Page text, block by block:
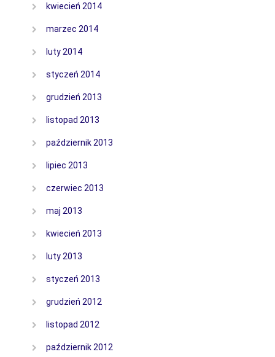
kwiecień 2014
marzec 2014
luty 2014
styczeń 2014
grudzień 2013
listopad 2013
październik 2013
lipiec 2013
czerwiec 2013
maj 2013
kwiecień 2013
luty 2013
styczeń 2013
grudzień 2012
listopad 2012
październik 2012